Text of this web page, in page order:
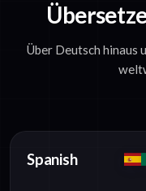
Über Deutsch hinaus
Spanish